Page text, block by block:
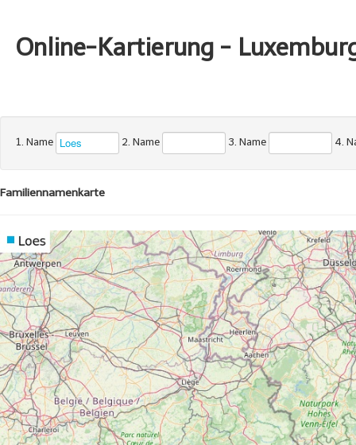
Online-Kartierung -
1. Name 2. Name 3. Name 4.
Familiennamenkarte